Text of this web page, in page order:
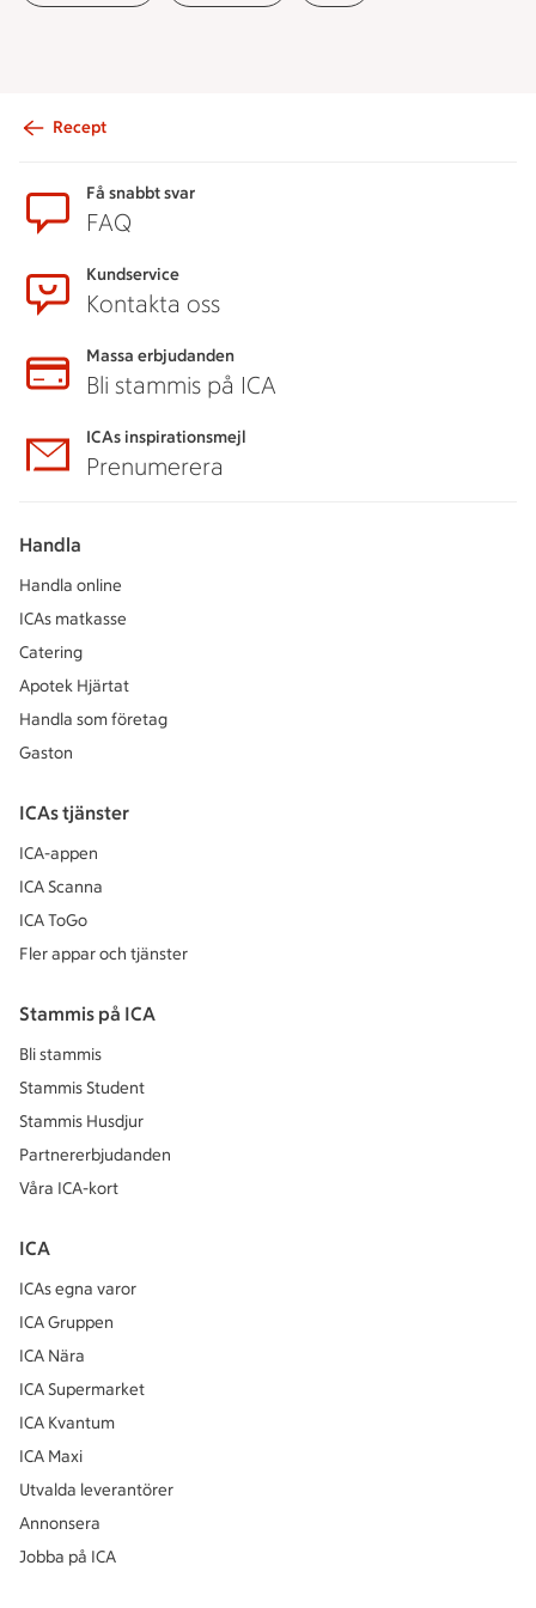
Recept
Få snabbt svar
FAQ
Kundservice
Kontakta oss
Massa erbjudanden
Bli stammis på ICA
ICAs inspirationsmejl
Prenumerera
Handla
Handla online
ICAs matkasse
Catering
Apotek Hjärtat
Handla som företag
Gaston
ICAs tjänster
ICA-appen
ICA Scanna
ICA ToGo
Fler appar och tjänster
Stammis på ICA
Bli stammis
Stammis Student
Stammis Husdjur
Partnererbjudanden
Våra ICA-kort
ICA
ICAs egna varor
ICA Gruppen
ICA Nära
ICA Supermarket
ICA Kvantum
ICA Maxi
Utvalda leverantörer
Annonsera
Jobba på ICA